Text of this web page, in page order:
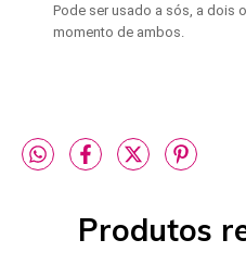
Pode ser usado a sós, a dois
momento de ambos.
Produtos